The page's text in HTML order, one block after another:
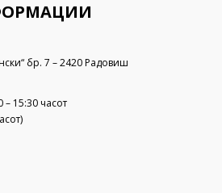
бр. 7 – 2420 Радовиш
15:30 часот